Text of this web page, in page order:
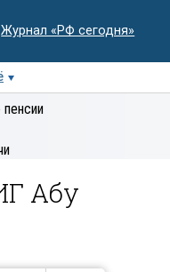
Журнал «РФ сегодня»
Деловая
Абу